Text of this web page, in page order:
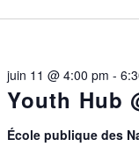
Youth Hub
juin 11 @ 4:00 pm -
École publique des